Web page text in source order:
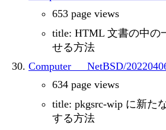
653 page views
title: HTML 文書の中の
せる方法
Computer___NetBSD/
634 page views
title: pkgsrc-wip に新た
する方法